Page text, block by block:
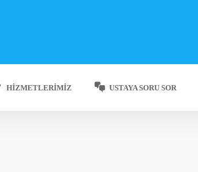
HIZMETLERIMIZ USTAYA SORU SOR